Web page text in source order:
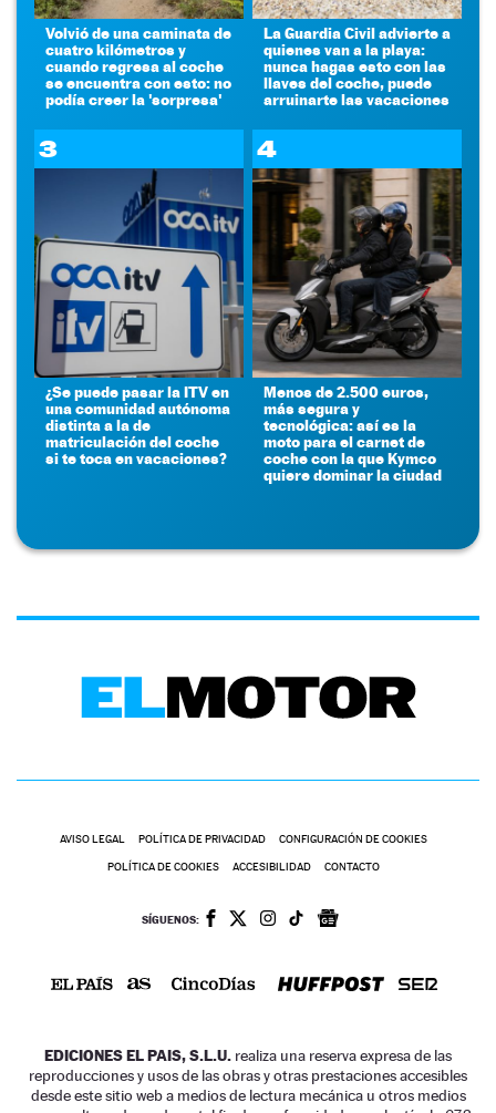
Volvió de una caminata de
cuatro kilómetros y
cuando regresa al coche
se encuentra con esto: no
podía creer la 'sorpresa'
La Guardia Civil advierte a
quienes van a la playa:
nunca hagas esto con las
llaves del coche, puede
arruinarte las vacaciones
3
¿Se puede pasar la ITV en
una comunidad autónoma
distinta a la de
matriculación del coche
si te toca en vacaciones?
4
Menos de 2.500 euros,
más segura y
tecnológica: así es la
moto para el carnet de
coche con la que Kymco
quiere dominar la ciudad
AVISO LEGAL POLÍTICA DE PRIVACIDAD CONFIGURACIÓN DE COOKIES
POLÍTICA DE COOKIES ACCESIBILIDAD CONTACTO
SÍGUENOS:
EDICIONES EL PAIS, S.L.U. realiza una reserva expresa de las
reproducciones y usos de las obras y otras prestaciones accesibles
desde este sitio web a medios de lectura mecánica u otros medios